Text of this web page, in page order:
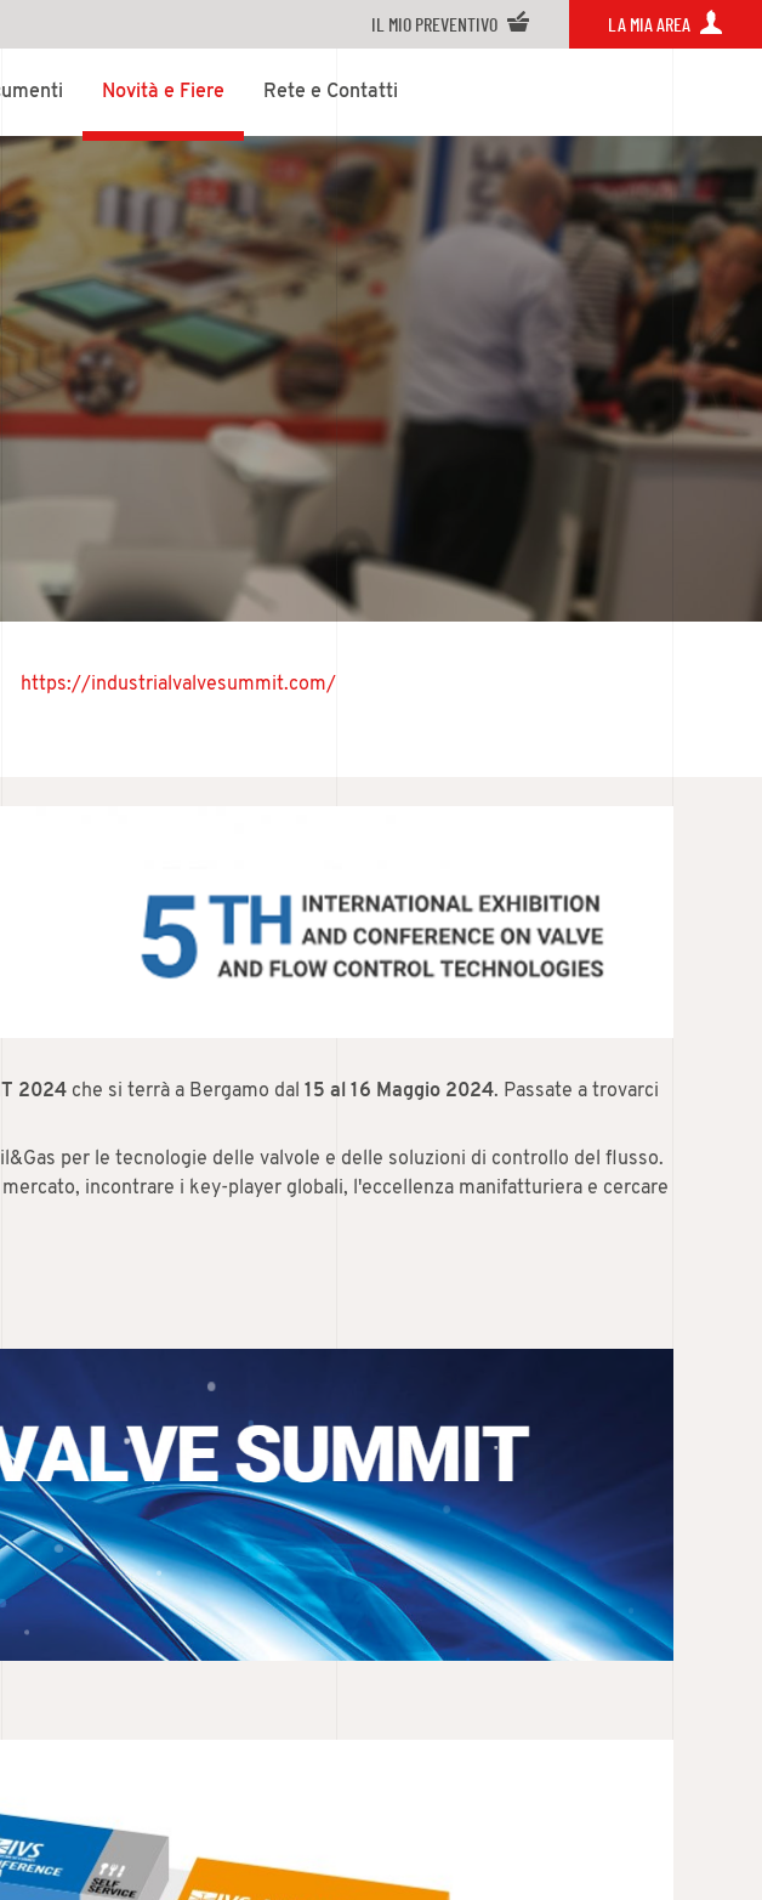
IL MIO PREVENTIVO LA MIA AREA
Novità e Fiere Rete e Contatti
https://industrialvalvesummit.com/
2024 che si terrà a Bergamo dal 15 al 16 Maggio 2024. Passate a trovarci
per le tecnologie delle valvole e delle soluzioni di controllo del flusso.
incontrare i key-player globali, l'eccellenza manifatturiera e cercare